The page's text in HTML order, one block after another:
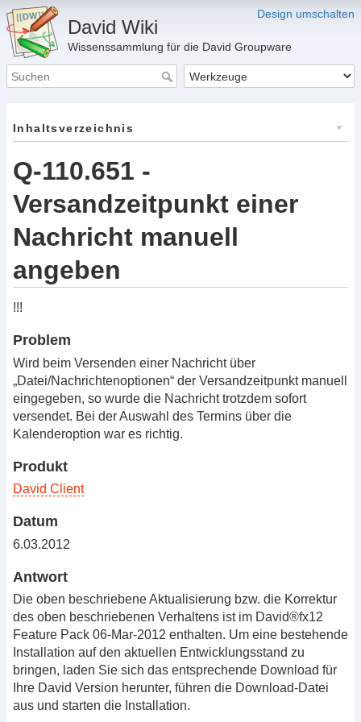
Design umschalten
David Wiki
Wissenssammlung für die David Groupware
Inhaltsverzeichnis
Q-110.651 -
Versandzeitpunkt einer
Nachricht manuell
angeben
!!!
Problem
Wird beim Versenden einer Nachricht über
„Datei/Nachrichtenoptionen“ der Versandzeitpunkt manuell
eingegeben, so wurde die Nachricht trotzdem sofort
versendet. Bei der Auswahl des Termins über die
Kalenderoption war es richtig.
Produkt
David Client
Datum
6.03.2012
Antwort
Die oben beschriebene Aktualisierung bzw. die Korrektur
des oben beschriebenen Verhaltens ist im David®fx12
Feature Pack 06-Mar-2012 enthalten. Um eine bestehende
Installation auf den aktuellen Entwicklungsstand zu
bringen, laden Sie sich das entsprechende Download für
Ihre David Version herunter, führen die Download-Datei
aus und starten die Installation.